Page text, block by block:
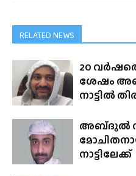
RELATED NEWS
20
ശേഷം
നാട്ടിൽ
അബ്‌ദുൽ
നാട്ടിലേക്ക്